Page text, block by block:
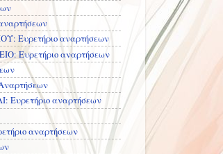
Ευρετήριο αναρτήσεων
Ευρετήριο αναρτήσεων
αναρτήσεων
αναρτήσεων